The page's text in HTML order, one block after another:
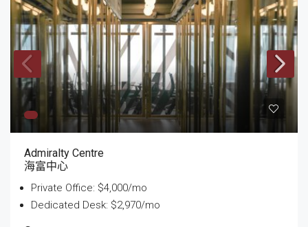
Admiralty Centre
海富中心
Private Office: $4,000/mo
Dedicated Desk: $2,970/mo